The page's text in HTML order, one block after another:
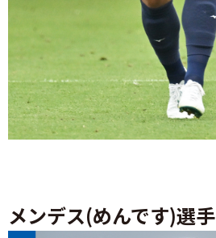
メンデス(めんです)選手